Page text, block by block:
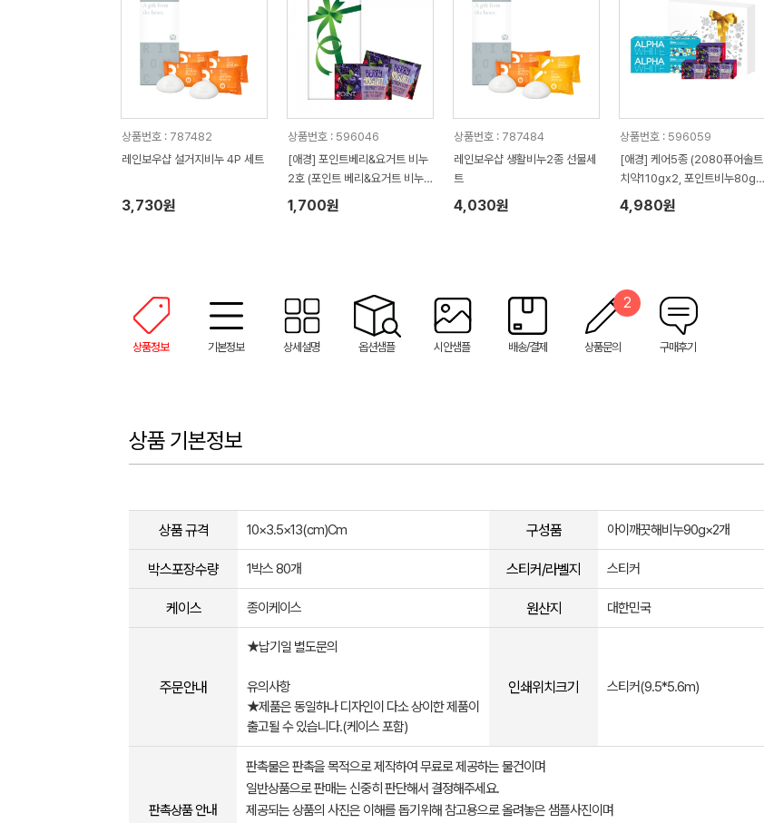
상품번호 : 787482
레인보우샵 설거지비누 4P 세트
3,730원
상품번호 : 596046
[애경] 포인트베리&요거트 비누
2호 (포인트 베리&요거트 비누
80g x 2)
1,700원
상품번호 : 787484
레인보우샵 생활비누2종 선물세
트
4,030원
상품번호 : 596059
[애경] 케어5종 (2080퓨어솔트
치약110gx2, 포인트비누80gx
3)
4,980원
상품정보 기본정보 상세설명 옵션샘플 시안샘플 배송/결제 상품문의
2
구매후기
상품 기본정보
상품 규격 10×3.5×13(cm)Cm 구성품 아이깨끗해비누90g×2개
박스포장수량 1박스 80개 스티커/라벨지 스티커
케이스 종이케이스 원산지 대한민국
주문안내
★납기일 별도문의
유의사항
★제품은 동일하나 디자인이 다소 상이한 제품이
출고될 수 있습니다.(케이스 포함)
인쇄위치크기 스티커(9.5*5.6m)
판촉상품 안내
판촉물은 판촉을 목적으로 제작하여 무료로 제공하는 물건이며
일반상품으로 판매는 신중히 판단해서 결정해주세요.
제공되는 상품의 사진은 이해를 돕기위해 참고용으로 올려놓은 샘플사진이며